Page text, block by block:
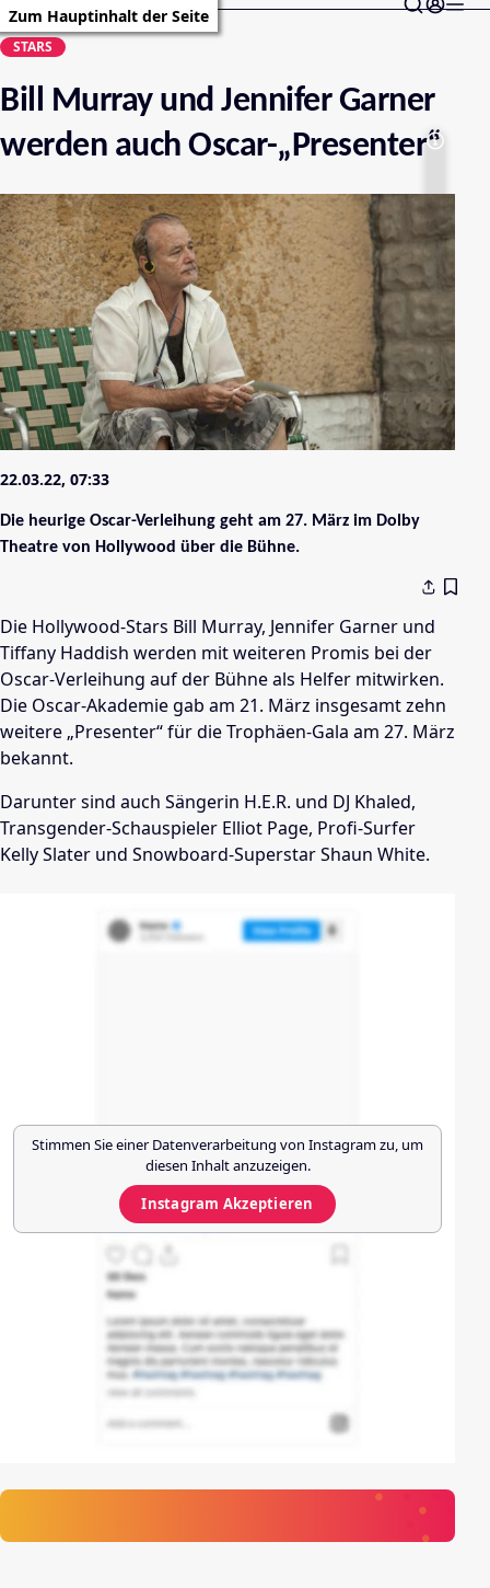
Zum Hauptinhalt der Seite
STARS
Bill Murray und Jennifer Garner
werden auch Oscar-„Presenter“
22.03.22, 07:33
Die heurige Oscar-Verleihung geht am 27. März im Dolby
Theatre von Hollywood über die Bühne.
Die Hollywood-Stars Bill Murray, Jennifer Garner und
Tiffany Haddish werden mit weiteren Promis bei der
Oscar-Verleihung auf der Bühne als Helfer mitwirken.
Die Oscar-Akademie gab am 21. März insgesamt zehn
weitere „Presenter“ für die Trophäen-Gala am 27. März
bekannt.
Darunter sind auch Sängerin H.E.R. und DJ Khaled,
Transgender-Schauspieler Elliot Page, Profi-Surfer
Kelly Slater und Snowboard-Superstar Shaun White.
Stimmen Sie einer Datenverarbeitung von Instagramzu, um
diesen Inhalt anzuzeigen.
Instagram Akzeptieren